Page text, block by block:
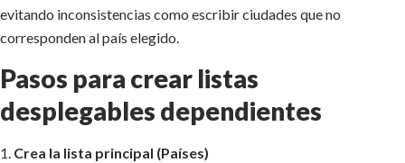
evitando inconsistencias como escribir ciudades que no
corresponden al país elegido.
Pasos para crear listas
desplegables dependientes
1. Crea la lista principal (Países)